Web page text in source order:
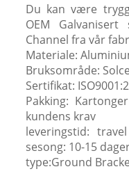
Du kan være
OEM
Channel fra vår
Materiale:
Bruksområde:
Sertifikat:
Pakking:
kundens krav
leveringstid:
sesong: 10-15
type:Ground